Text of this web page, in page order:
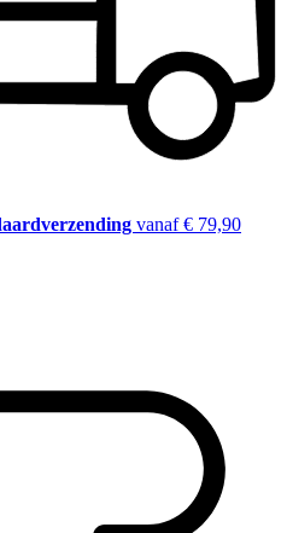
vanaf € 79,90